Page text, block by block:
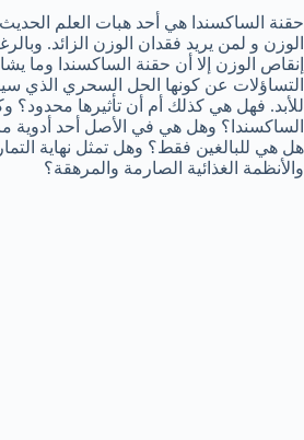
حقنة الساكسندا هي أحد هبات العلم
الوزن و لمن يريد فقدان الوزن الزائد.
إنقاص الوزن إلا أن حقنة الساكسندا وما
التساؤلات عن كونها الحل السحري الذي
للأبد. فهل هي كذلك أم أن تأثيرها محدود؟
الساكسندا؟ وهل هي في الأصل أحد
هل هي للبالغين فقط؟ وهل تمثل نهاية
والأنظمة الغذائية الصارمة والمرهقة؟